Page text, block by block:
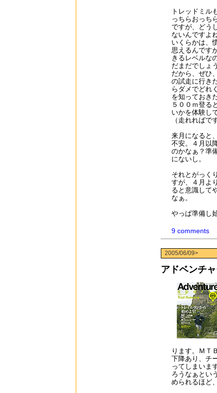
トレッドミル
っちらおっち
ですが、どう
ないんですよ
いくらかは、
思えるんです
きるレベルな
だまだでしょ
だから、ぜひ
の試走に行き
らダメでどれ
を知っておき
５００ｍ登る
いかを体験し
（走れればで
来月になると
不安。４月以
のかなぁ？準
にないし。
それとがっく
すが、４月よ
ると意識して
なぁ。
やっぱ準備し
9 comments
2005/06/09>
アドベンチ
ります。ＭＴ
下降あり、チ
ってしまいま
ろうなぁとい
められるほど